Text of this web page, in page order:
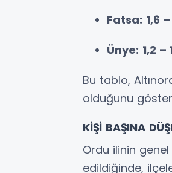
Fatsa: 1,6
Ünye: 1,2
Bu tablo,
olduğunu
KİŞİ BAŞINA
Ordu ilinin genel
edildiğinde,